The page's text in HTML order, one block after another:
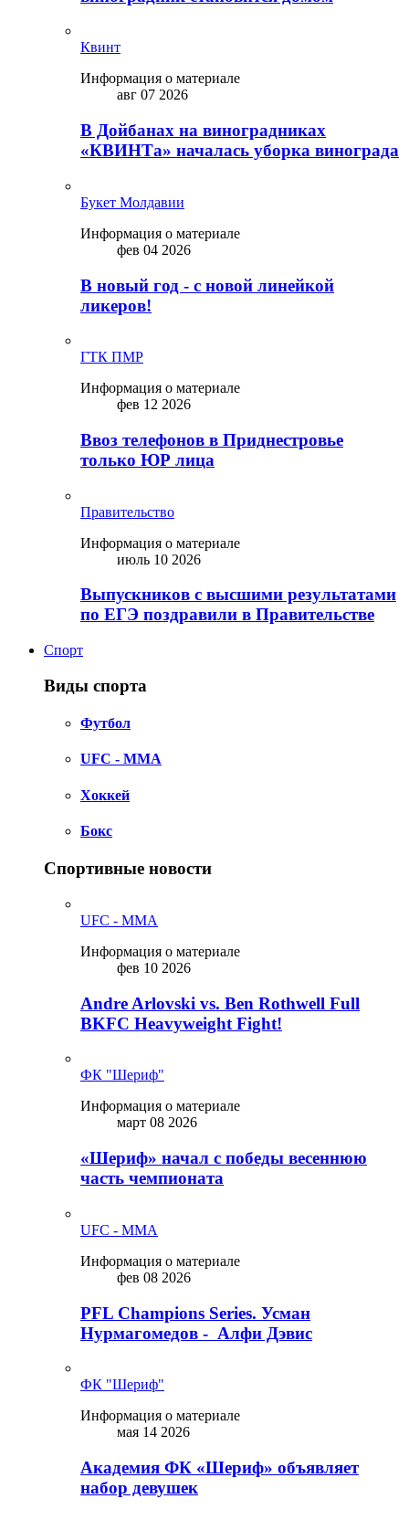
Квинт
Информация о материале
авг 07 2026
В Дойбанах на виноградниках
«КВИНТа» началась уборка винограда
Букет Молдавии
Информация о материале
фев 04 2026
В новый год - с новой линейкой
ликepoв!
ГТК ПМР
Информация о материале
фев 12 2026
Ввоз телефонов в Приднестровье
только ЮР лица
Правительство
Информация о материале
июль 10 2026
Выпускников с высшими результатами
по ЕГЭ поздравили в Правительстве
Спорт
Виды спорта
Футбол
UFC - MMA
Хоккей
Бокс
Спортивные новости
UFC - MMA
Информация о материале
фев 10 2026
Andre Arlovski vs. Ben Rothwell Full
BKFC Heavyweight Fight!
ФК "Шериф"
Информация о материале
март 08 2026
«Шериф» начал с победы весеннюю
часть чемпионата
UFC - MMA
Информация о материале
фев 08 2026
PFL Champions Series. Усман
Нурмагомедов - Алфи Дэвис
ФК "Шериф"
Информация о материале
мая 14 2026
Академия ФК «Шериф» объявляет
набор девушек